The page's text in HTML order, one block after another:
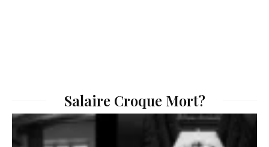
Salaire Croque Mort?